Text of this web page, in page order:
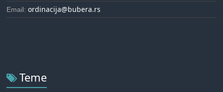
Email:ordinacija@bubera.rs
Teme